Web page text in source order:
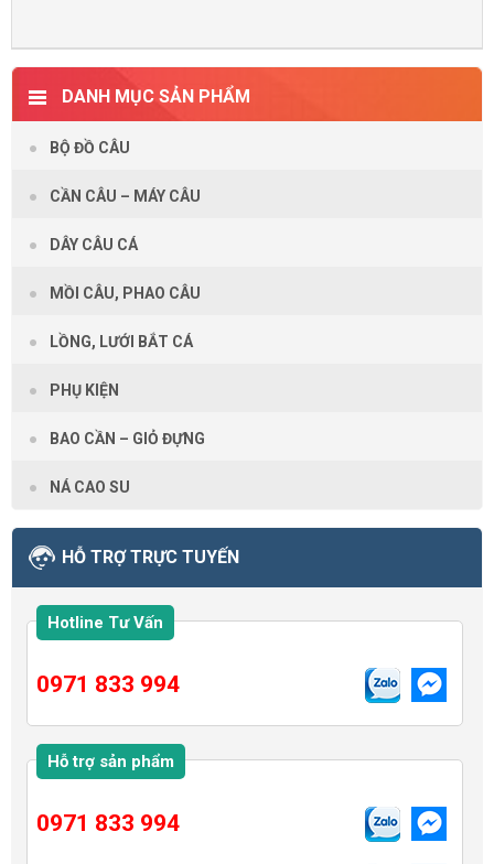
DANH MỤC SẢN PHẨM
BỘ ĐỒ CÂU
CẦN CÂU – MÁY CÂU
DÂY CÂU CÁ
MỒI CÂU, PHAO CÂU
LỒNG, LƯỚI BẮT CÁ
PHỤ KIỆN
BAO CẦN – GIỎ ĐỰNG
NÁ CAO SU
HỖ TRỢ TRỰC TUYẾN
Hotline Tư Vấn
0971 833 994
Hỗ trợ sản phẩm
0971 833 994